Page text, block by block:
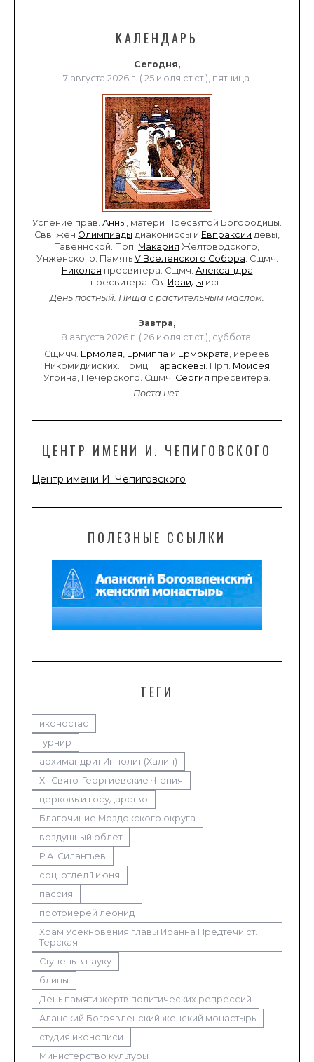
КАЛЕНДАРЬ
Сегодня,
7 августа 2026 г. ( 25 июля ст.ст.), пятница.
Успение прав. Анны , матери Пресвятой Богородицы.
Свв. жен Олимпиады диакониссы и Евпраксии девы,
Тавеннской. Прп. Макария Желтоводского,
Унженского. Память V Вселенского Собора . Сщмч.
Николая пресвитера. Сщмч. Александра
пресвитера. Св. Ираиды исп.
День постный. Пища с растительным маслом.
Завтра,
8 августа 2026 г. ( 26 июля ст.ст.), суббота.
Сщмчч. Ермолая Ермиппа и Ермократа , иереев
Никомидийских. Прмц. Параскевы . Прп. Моисея
Угрина, Печерского. Сщмч. Сергия пресвитера.
Поста нет.
ЦЕНТР ИМЕНИ И. ЧЕПИГОВСКОГО
Центр имени И. Чепиговского
ПОЛЕЗНЫЕ ССЫЛКИ
ТЕГИ
иконостас
турнир
архимандрит Ипполит (Халин)
XII Свято-Георгиевские Чтения
церковь и государство
Благочиние Моздокского округа
воздушный облет
Р.А. Силантьев
соц. отдел 1 июня
пассия
протоиерей леонид
Храм Усекновения главы Иоанна Предтечи ст.
Терская
Ступень в науку
блины
День памяти жертв политических репрессий
Аланский Богоявленский женский монастырь
студия иконописи
Министерство культуры